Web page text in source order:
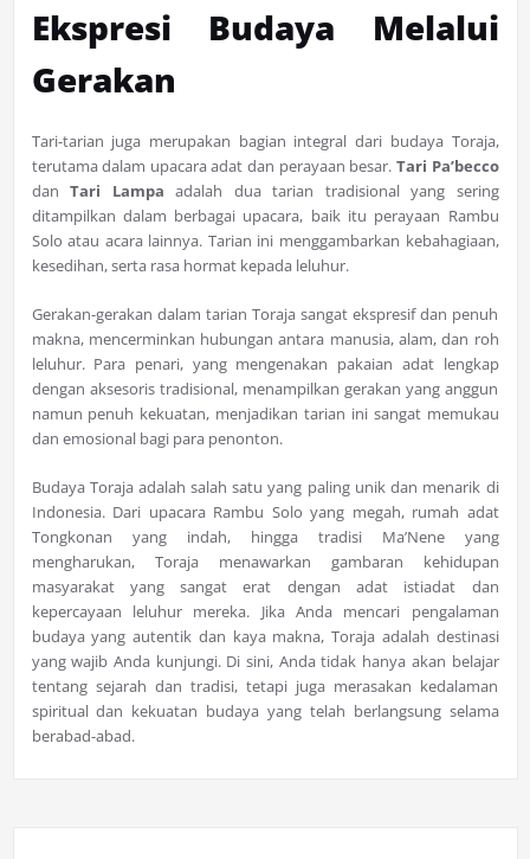
Ekspresi Budaya Melalui
Gerakan
Tari-tarian juga merupakan bagian integral dari budaya Toraja,
terutama dalam upacara adat dan perayaan besar. Tari Pa’becco
dan Tari Lampa adalah dua tarian tradisional yang sering
ditampilkan dalam berbagai upacara, baik itu perayaan Rambu
Solo atau acara lainnya. Tarian ini menggambarkan kebahagiaan,
kesedihan, serta rasa hormat kepada leluhur.
Gerakan-gerakan dalam tarian Toraja sangat ekspresif dan penuh
makna, mencerminkan hubungan antara manusia, alam, dan roh
leluhur. Para penari, yang mengenakan pakaian adat lengkap
dengan aksesoris tradisional, menampilkan gerakan yang anggun
namun penuh kekuatan, menjadikan tarian ini sangat memukau
dan emosional bagi para penonton.
Budaya Toraja adalah salah satu yang paling unik dan menarik di
Indonesia. Dari upacara Rambu Solo yang megah, rumah adat
Tongkonan yang indah, hingga tradisi Ma’Nene yang
mengharukan, Toraja menawarkan gambaran kehidupan
masyarakat yang sangat erat dengan adat istiadat dan
kepercayaan leluhur mereka. Jika Anda mencari pengalaman
budaya yang autentik dan kaya makna, Toraja adalah destinasi
yang wajib Anda kunjungi. Di sini, Anda tidak hanya akan belajar
tentang sejarah dan tradisi, tetapi juga merasakan kedalaman
spiritual dan kekuatan budaya yang telah berlangsung selama
berabad-abad.